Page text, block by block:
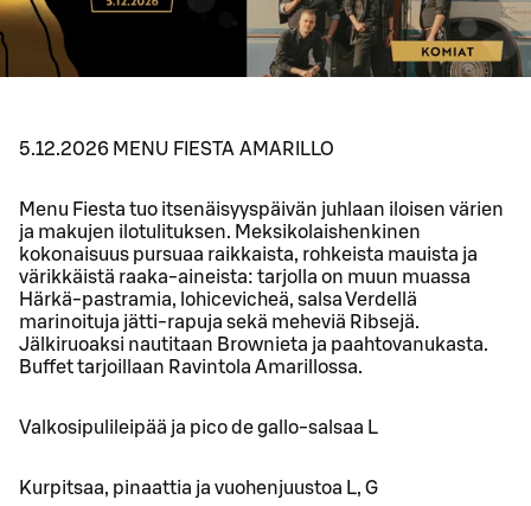
5.12.2026 MENU FIESTA AMARILLO
Menu Fiesta tuo itsenäisyyspäivän juhlaan iloisen värien
ja makujen ilotulituksen. Meksikolaishenkinen
kokonaisuus pursuaa raikkaista, rohkeista mauista ja
värikkäistä raaka-aineista: tarjolla on muun muassa
Härkä-pastramia, lohicevicheä, salsa Verdellä
marinoituja jätti-rapuja sekä meheviä Ribsejä.
Jälkiruoaksi nautitaan Brownieta ja paahtovanukasta.
Buffet tarjoillaan Ravintola Amarillossa.
Valkosipulileipää ja pico de gallo-salsaa L
Kurpitsaa, pinaattia ja vuohenjuustoa L, G